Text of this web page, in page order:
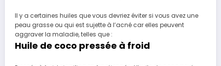
Il y a certaines huiles que vous devriez éviter si vous avez une
peau grasse ou qui est sujette à l’acné car elles peuvent
aggraver la maladie, telles que :
Huile de coco pressée à froid